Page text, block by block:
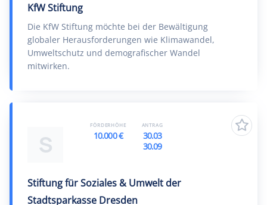
KfW Stiftung
Die KfW Stiftung möchte bei der Bewältigung
globaler Herausforderungen wie Klimawandel,
Umweltschutz und demografischer Wandel
mitwirken.
S
Stiftung für Soziales & Umwelt der
Stadtsparkasse Dresden
FÖRDERHÖHE
10.000 €
ANTRAG
30.03
30.09